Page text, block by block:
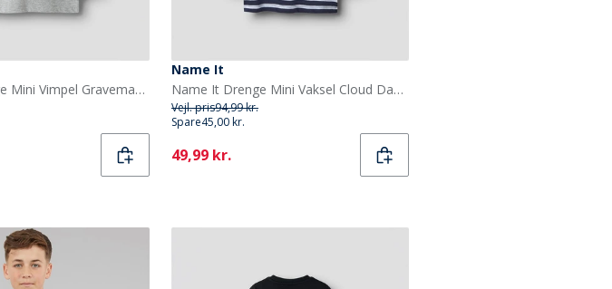
Name It Drenge Mini Vimpel Gravemaskine Langærmet T-shirt Grey Melange
Name It
Name It Drenge Mini Vaksel Cloud Dancer Langærmet T-shirt Navy Blazer
Vejl. pris94,99 kr.
Spare45,00 kr.
Current
49,99 kr.